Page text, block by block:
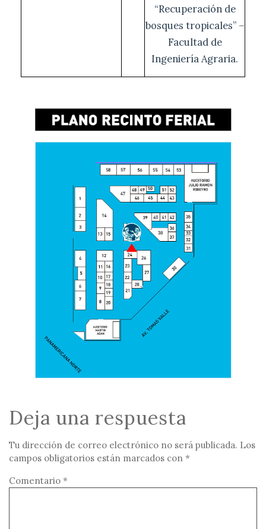
“Recuperación de
bosques tropicales” –
Facultad de
Ingeniería Agraria.
Deja una respuesta
Tu dirección de correo electrónico no será publicada. Los
campos obligatorios están marcados con *
Comentario *